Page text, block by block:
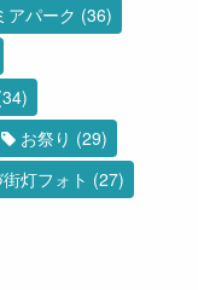
アパーク (36)
お祭り (29)
灯フォト (27)